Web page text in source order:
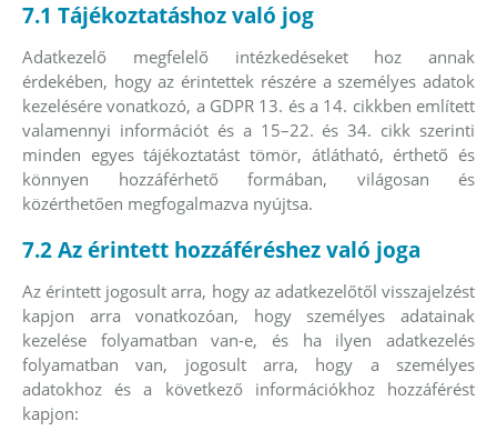
7.1 Tájékoztatáshoz való jog
Adatkezelő megfelelő intézkedéseket hoz annak
érdekében, hogy az érintettek részére a személyes adatok
kezelésére vonatkozó, a GDPR 13. és a 14. cikkben említett
valamennyi információt és a 15–22. és 34. cikk szerinti
minden egyes tájékoztatást tömör, átlátható, érthető és
könnyen hozzáférhető formában, világosan és
közérthetően megfogalmazva nyújtsa.
7.2 Az érintett hozzáféréshez való joga
Az érintett jogosult arra, hogy az adatkezelőtől visszajelzést
kapjon arra vonatkozóan, hogy személyes adatainak
kezelése folyamatban van-e, és ha ilyen adatkezelés
folyamatban van, jogosult arra, hogy a személyes
adatokhoz és a következő információkhoz hozzáférést
kapjon: